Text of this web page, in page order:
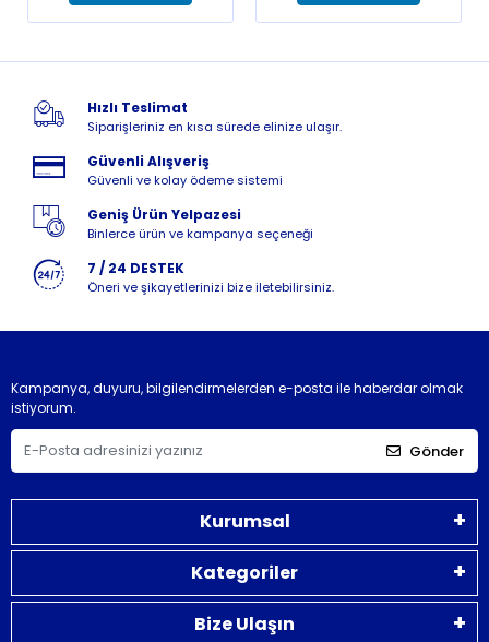
Hızlı Teslimat
Siparişleriniz en kısa sürede elinize ulaşır.
Güvenli Alışveriş
Güvenli ve kolay ödeme sistemi
Geniş Ürün Yelpazesi
Binlerce ürün ve kampanya seçeneği
7 / 24 DESTEK
Öneri ve şikayetlerinizi bize iletebilirsiniz.
Kampanya, duyuru, bilgilendirmelerden e-posta ile haberdar olmak
istiyorum.
Gönder
Kurumsal
Kategoriler
Bize Ulaşın